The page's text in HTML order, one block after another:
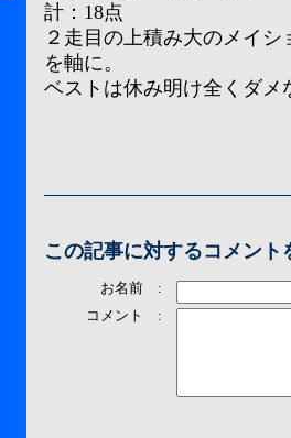
計：18点
２走目の上積み大のメイ
を軸に。
ベストは休み明け全くダメ
この記事に対するコメント
お名前 :
コメント :